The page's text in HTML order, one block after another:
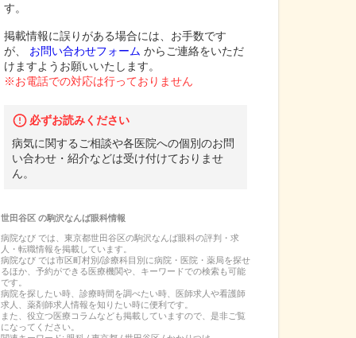
す。
掲載情報に誤りがある場合には、お手数です
が、
お問い合わせフォーム からご連絡をいただ
けますようお願いいたします。
※お電話での対応は行っておりません
必ずお読みください
病気に関するご相談や各医院への個別のお問
い合わせ・紹介などは受け付けておりませ
ん。
世田谷区の駒沢なんば眼科情報
病院なび では、 東京都世田谷区の駒沢なんば眼科の評判・求
人・転職情報を掲載しています。
病院なび では市区町村別/診療科目別に病院・医院・薬局を探せ
るほか、予約ができる医療機関や、キーワードでの検索も可能
です。
病院を探したい時、診療時間を調べたい時、医師求人や看護師
求人、薬剤師求人情報を知りたい時に便利です。
また、役立つ医療コラムなども掲載していますので、是非ご覧
になってください。